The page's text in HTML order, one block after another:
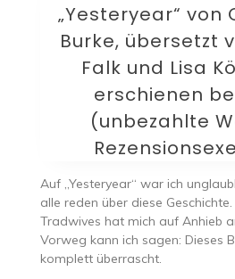
„Yesteryear“ von
Burke, übersetzt
Falk und Lisa
erschienen
(unbezahlte
Auf „Yesteryear“ war ich
alle reden über diese
Tradwives hat mich auf Anhieb
Vorweg kann ich sagen: Dieses
komplett überrascht.